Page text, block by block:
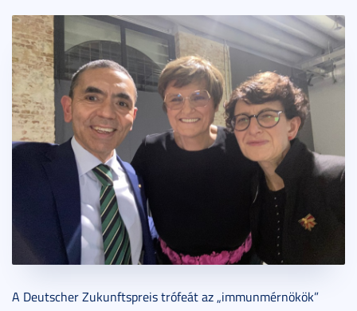
A Deutscher Zukunftspreis trófeát az „immunmérnökök”